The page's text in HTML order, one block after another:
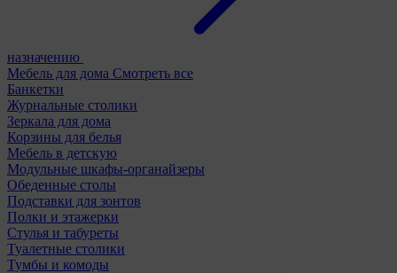
назначению
Мебель для дома Смотреть все
Банкетки
Журнальные столики
Зеркала для дома
Корзины для белья
Мебель в детскую
Модульные шкафы-органайзеры
Обеденные столы
Подставки для зонтов
Полки и этажерки
Стулья и табуреты
Туалетные столики
Тумбы и комоды